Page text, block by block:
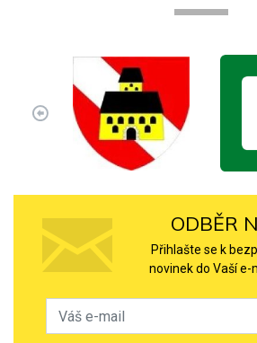
ODBĚR
Přihlašte se k
novinek do Vaší e-